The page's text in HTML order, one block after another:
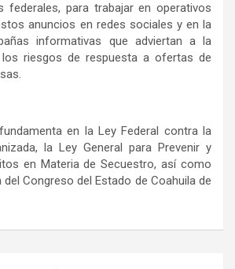
federales, para trabajar en operativos
anuncios en redes sociales y en la
informativas que adviertan a la
los riesgos de respuesta a ofertas de
en la Ley Federal contra la
la Ley General para Prevenir y
en Materia de Secuestro, así como
del Congreso del Estado de Coahuila de